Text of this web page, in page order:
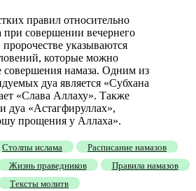
правил относительно
при совершении вечернего
указываются
которые можно
совершения намаза. Одним из
дуа является «Субхана
«Слава Аллаху». Также
дуа «Астагфируллах»,
прощения у Аллаха».
Столпы ислама
Расписание намазов
Жизнь праведников
Правила намазов
Тексты молитв